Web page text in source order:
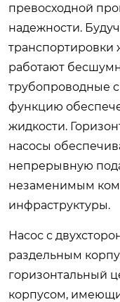
превосходной
надежности.
транспортировки
работают
трубопроводные
функцию
жидкости.
насосы
непрерывную
незаменимым
инфраструктуры.
Насос с
раздельным
горизонтальный
корпусом,